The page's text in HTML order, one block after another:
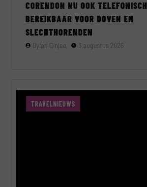
CORENDON NU OOK TELEFONISCH
BEREIKBAAR VOOR DOVEN EN
SLECHTHORENDEN
Dylan Cinjee 3 augustus 2026
TRAVELNIEUWS